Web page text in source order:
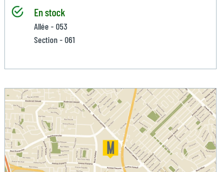
En stock
Allée - 053
Section - 061